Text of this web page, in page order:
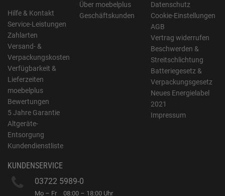
Hilfe & Kontakt
Service-Leistungen
Zahlarten
Versand- &
Verpackungskosten
Verfügbarkeit &
Lieferzeiten
moebelplus
Bewertungen
5 Jahre Garantie
Altgeräte-
Entsorgung
Kundendienstliste
Über moebelplus
Geschäftskunden
Datenschutz
Cookie-Einstellungen
AGB
Vertrag widerrufen
Beschwerden &
Streitschlichtung
Batteriegesetz &
Verpackungsgesetz
Neues Energielabel
2021
Impressum
KUNDENSERVICE
03722 5989-0
Mo – Fr 08:00 – 18:00 Uhr